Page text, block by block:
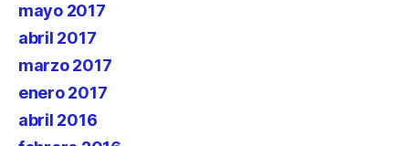
mayo 2017
abril 2017
marzo 2017
enero 2017
abril 2016